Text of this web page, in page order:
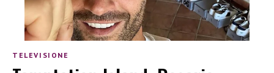
TELEVISIONE